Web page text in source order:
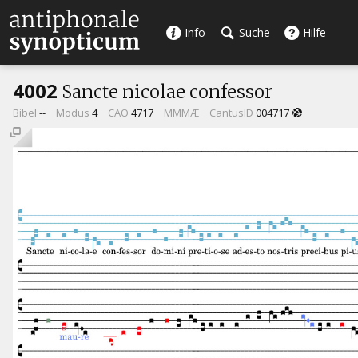
Info Suche Hilfe
4002 Sancte nicolae confessor
Bibel -- Modus 4 CAO 4717 MMMÆ CantusID 004717